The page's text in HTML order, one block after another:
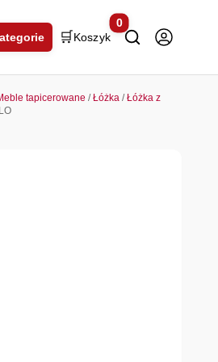
🛒 Koszyk
0
tapicerowane /Łóżka/Łóżka z